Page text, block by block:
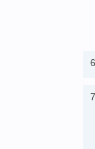
6.
7.